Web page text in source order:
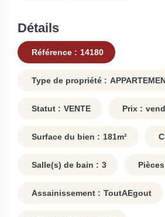
Détails
Référence : 14180
Type de propriété :
Statut : VENTE Prix :
Surface du bien : 181m²
Salle(s) de bain : 3
Assainissement : ToutAEgout